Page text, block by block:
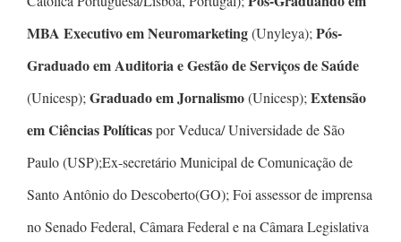
MBA Executivo em Neuromarketing(Unyleya); Pós-
Graduado em Auditoria e Gestão de Serviços de Saúde
(Unicesp); Graduado em Jornalismo(Unicesp); Extensão
em Ciências Políticaspor Veduca/ Universidade de São
Paulo (USP);Ex-secretário Municipal de Comunicação de
Santo Antônio do Descoberto(GO); Foi assessor de imprensa
no Senado Federal, Câmara Federal e na Câmara Legislativa